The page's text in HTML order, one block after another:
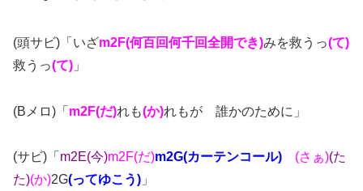
(頭サビ)「いざm2F(何百回何千回全開でき)みを救うっ(て)
救うっ(て) 」
(Bメロ)「 m2F(だ)れも(か)れもが 誰かのために」
(サビ)「 m2E(今)m2F(だ)m2G(カーテンコール) (さぁ)(た
た)(か)2G(ってゆこう) 」